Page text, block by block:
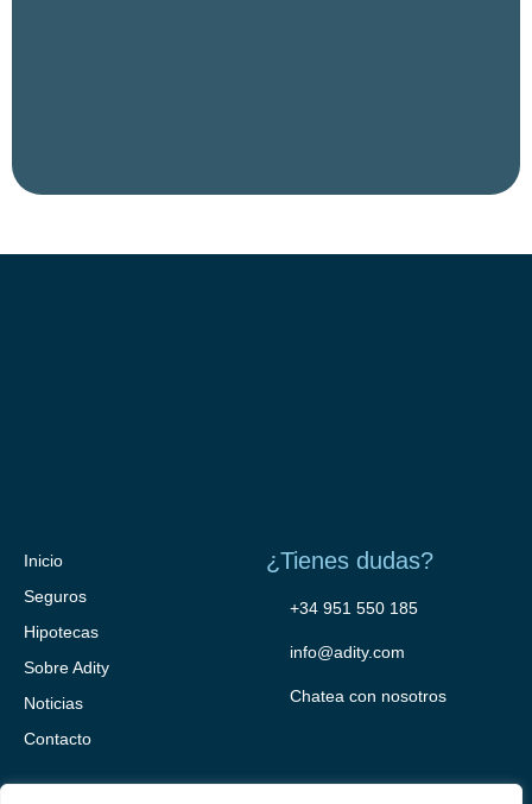
Inicio
Seguros
Hipotecas
Sobre Adity
Noticias
Contacto
¿Tienes dudas?
+34 951 550 185
info@adity.com
Chatea con nosotros